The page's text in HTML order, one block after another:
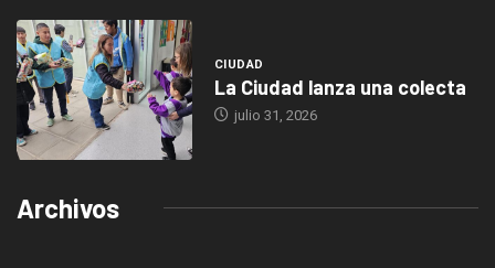
CIUDAD
La Ciudad lanza una colecta
julio 31, 2026
Archivos